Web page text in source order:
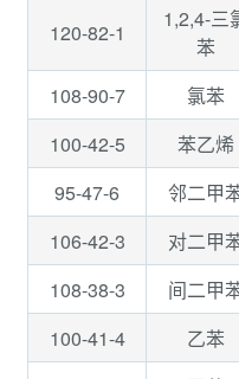
120-82-1
1,2,4-三
苯
108-90-7 氯苯
100-42-5
苯乙烯
95-47-6
邻二甲
106-42-3
对二甲
108-38-3
间二甲
100-41-4
乙苯